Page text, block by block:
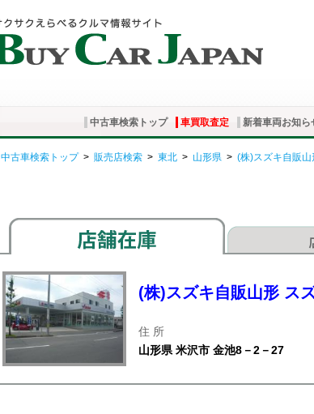
中古車検索トップ 車買取査定 新着車両お知ら
中古車検索トップ> 販売店検索 > 東北 > 山形県 > (株)スズキ自販山
(株)スズキ自販山形 ス
住 所
山形県 米沢市 金池8－2－27